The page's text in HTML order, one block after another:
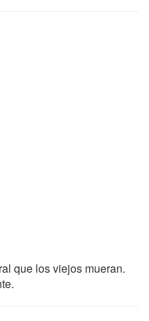
que los viejos mueran.